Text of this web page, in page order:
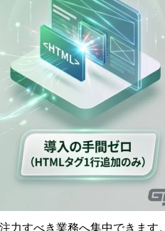
力すべき業務へ集中できます。